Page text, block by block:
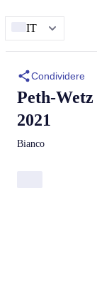
IT
Condividere
Peth-Wetz
2021
Bianco